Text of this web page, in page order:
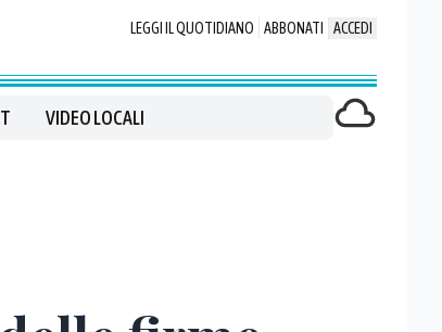
LEGGI IL QUOTIDIANO ABBONATI ACCEDI
VIDEO LOCALI